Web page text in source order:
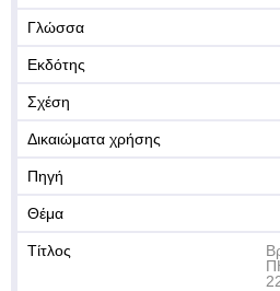
Γλώσσα
Εκδότης
Σχέση
Δικαιώματα χρήσης
Πηγή
Θέμα
Τίτλος